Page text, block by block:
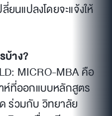
ยนแปลงโดยจะแจ้งให้
บ้าง?
MICRO-MBA คือ
ห์ที่ออกแบบหลักสูตร
ร่วมกับ วิทยาลัย